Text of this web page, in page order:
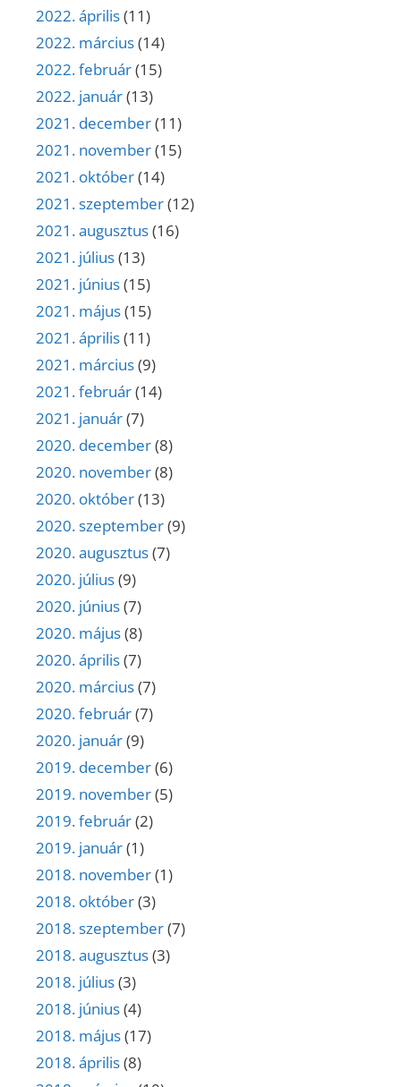
2022. április(11)
2022. március(14)
2022. február(15)
2022. január(13)
2021. december(11)
2021. november(15)
2021. október(14)
2021. szeptember(12)
2021. augusztus(16)
2021. július(13)
2021. június(15)
2021. május(15)
2021. április(11)
2021. március(9)
2021. február(14)
2021. január(7)
2020. december(8)
2020. november(8)
2020. október(13)
2020. szeptember(9)
2020. augusztus(7)
2020. július(9)
2020. június(7)
2020. május(8)
2020. április(7)
2020. március(7)
2020. február(7)
2020. január(9)
2019. december(6)
2019. november(5)
2019. február(2)
2019. január(1)
2018. november(1)
2018. október(3)
2018. szeptember(7)
2018. augusztus(3)
2018. július(3)
2018. június(4)
2018. május(17)
2018. április(8)